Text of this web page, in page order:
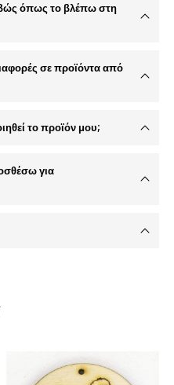
όπως το βλέπω στη
σε προϊόντα από
το προϊόν μου;
για